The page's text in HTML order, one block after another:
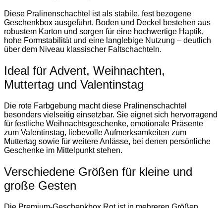
Diese Pralinenschachtel ist als stabile, fest bezogene
Geschenkbox ausgeführt. Boden und Deckel bestehen aus
robustem Karton und sorgen für eine hochwertige Haptik,
hohe Formstabilität und eine langlebige Nutzung – deutlich
über dem Niveau klassischer Faltschachteln.
Ideal für Advent, Weihnachten,
Muttertag und Valentinstag
Die rote Farbgebung macht diese Pralinenschachtel
besonders vielseitig einsetzbar. Sie eignet sich hervorragend
für festliche Weihnachtsgeschenke, emotionale Präsente
zum Valentinstag, liebevolle Aufmerksamkeiten zum
Muttertag sowie für weitere Anlässe, bei denen persönliche
Geschenke im Mittelpunkt stehen.
Verschiedene Größen für kleine und
große Gesten